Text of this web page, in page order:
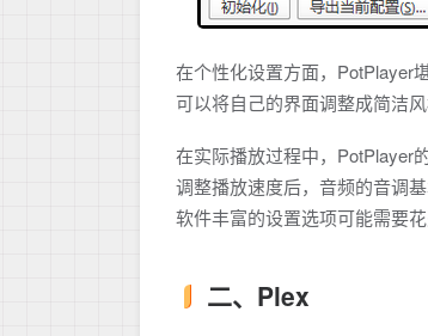
在个性化设置方面，PotPlayer
可以将自己的界面调整成简洁
在实际播放过程中，PotPlayer
调整播放速度后，音频的音调
软件丰富的设置选项可能需要
二、Plex